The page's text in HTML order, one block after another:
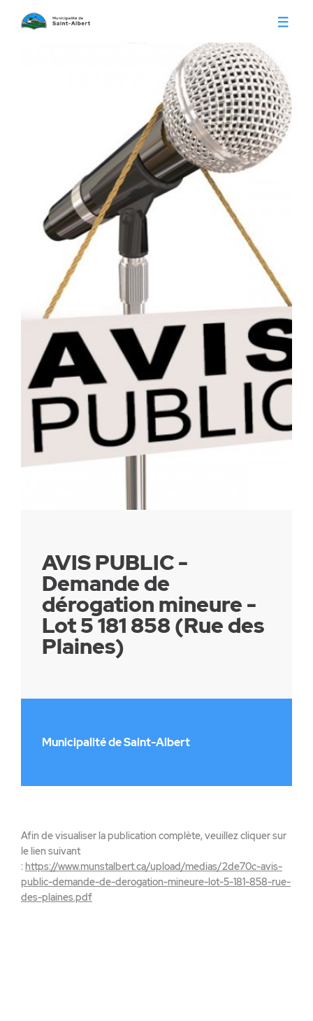
Appels d'offre
Avis publics
Communiqués
Gestion des déchets
Parcs et loisirs
Réglementation
Santé & sécurité
Travaux publics
Calendrier municipal
Publications
Histoire
Membres
Parc canin
AVIS PUBLIC -
Demande de
dérogation mineure -
Lot 5 181 858 (Rue des
Plaines)
Municipalité de Saint-Albert
Afin de visualiser la publication complète, veuillez cliquer sur
le lien suivant
: https://www.munstalbert.ca/upload/medias/2de70c-avis-
public-demande-de-derogation-mineure-lot-5-181-858-rue-
des-plaines.pdf